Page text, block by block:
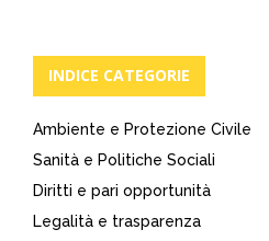
INDICE CATEGORIE
Ambiente e Protezione Civile
Sanità e Politiche Sociali
Diritti e pari opportunità
Legalità e trasparenza